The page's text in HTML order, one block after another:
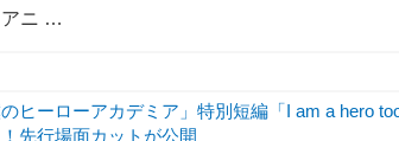
アニ …
のヒーローアカデミア」特別短編「I am a hero
先行場面カットが公開